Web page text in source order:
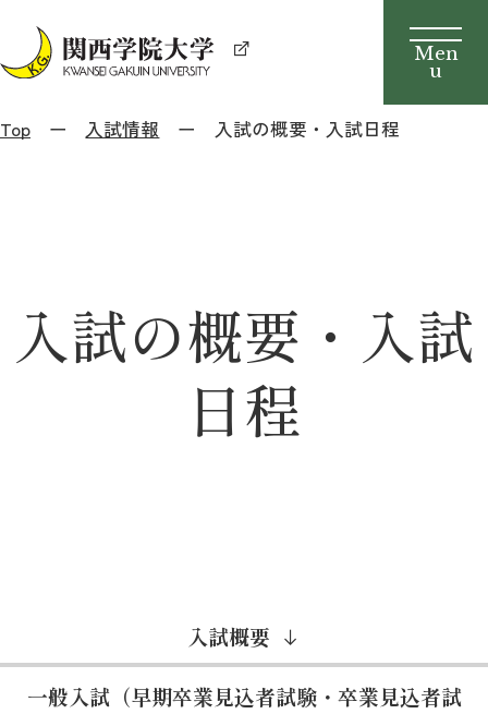
Top 入試情報 入試の概要・入試日程
入試の概要・入試
日程
入試概要
一般入試（早期卒業見込者試験・卒業見込者試